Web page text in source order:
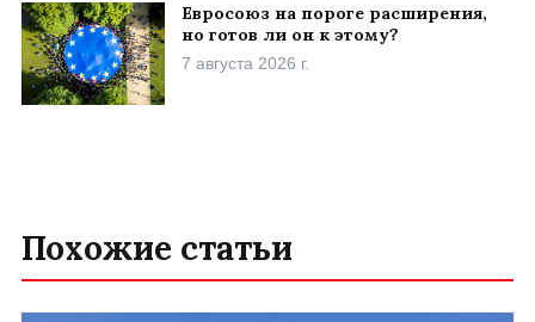
Евросоюз на пороге расширения,
но готов ли он к этому?
7 августа 2026 г.
Похожие статьи